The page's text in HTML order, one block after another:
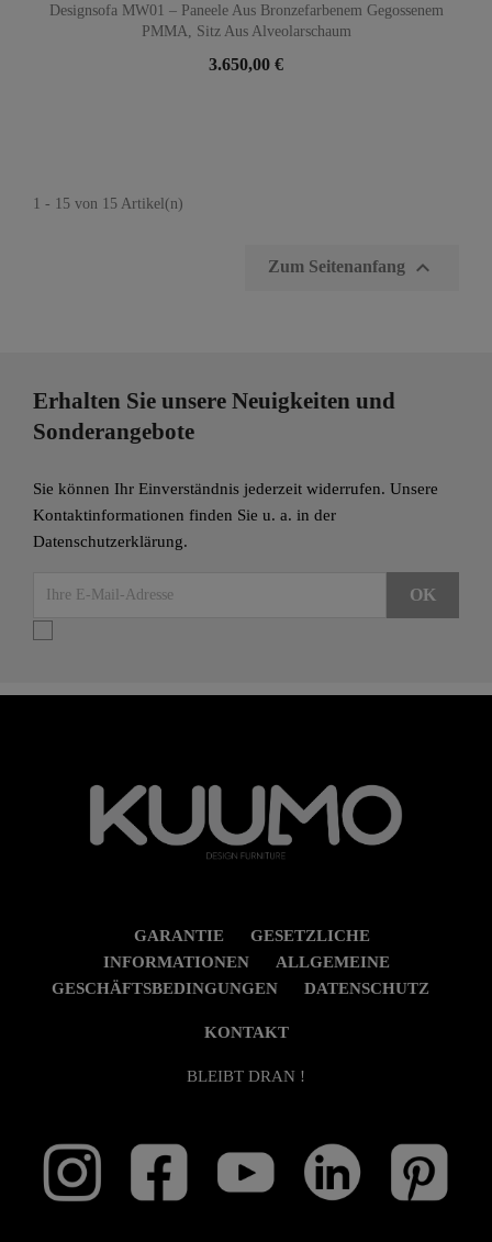
Designsofa MW01 – Paneele Aus Bronzefarbenem Gegossenem
PMMA, Sitz Aus Alveolarschaum
3.650,00 €
1 - 15 von 15 Artikel(n)
Zum Seitenanfang 
Erhalten Sie unsere Neuigkeiten und
Sonderangebote
Sie können Ihr Einverständnis jederzeit widerrufen. Unsere
Kontaktinformationen finden Sie u. a. in der
Datenschutzerklärung.
GARANTIE
GESETZLICHE
INFORMATIONEN
ALLGEMEINE
GESCHÄFTSBEDINGUNGEN
DATENSCHUTZ
KONTAKT
BLEIBT DRAN !